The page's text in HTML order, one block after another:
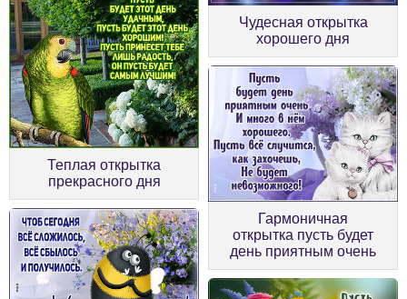
Чудесная открытка
хорошего дня
Теплая открытка
прекрасного дня
Гармоничная
открытка пусть будет
день приятным очень